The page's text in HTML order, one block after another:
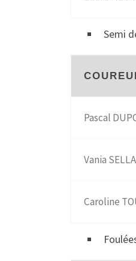
Semi
Pascal
Vania
Caroline